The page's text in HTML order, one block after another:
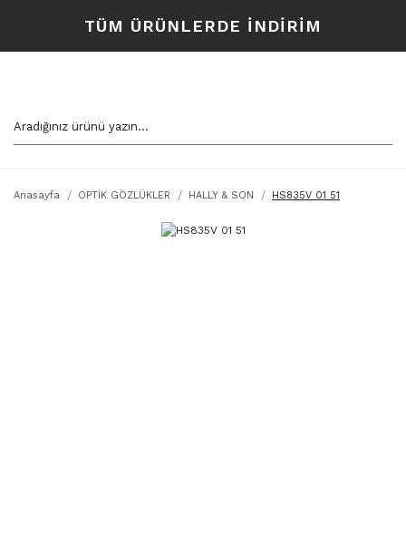
TÜM ÜRÜNLERDE İNDİRİM
Anasayfa OPTİK GÖZLÜKLER HALLY & SON HS835V 01 51